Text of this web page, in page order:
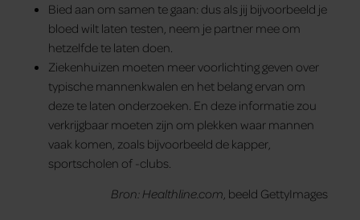
Bied aan om samen te gaan: dus als jij bijvoorbeeld je
bloed wilt laten testen, neem je partner mee om
hetzelfde te laten doen.
Ziekenhuizen moeten meer voorlichting geven over
typische mannenkwalen en het belang ervan om
deze te laten onderzoeken. En deze informatie zou
verkrijgbaar moeten zijn om plekken waar mannen
vaak komen, zoals bijvoorbeeld de kapper,
sportscholen of -clubs.
Bron: Healthline.com, beeld GettyImages